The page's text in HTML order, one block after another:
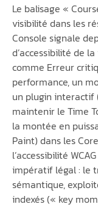
Le balisage «
visibilité dans les
Console signale
d’accessibilité de
comme Erreur
performance, un
un plugin interactif
maintenir le Time
la montée en
Paint) dans les
l’accessibilité
impératif légal : le
sémantique,
indexés (« key